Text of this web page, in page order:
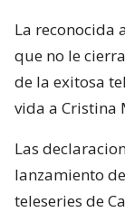
La reconocida
que no le
de la exitosa
vida a Cristina
Las
lanzamiento
teleseries de